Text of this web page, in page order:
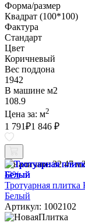
Форма/размер
Квадрат (100*100)
Фактура
Стандарт
Цвет
Коричневый
Вес поддона
1942
В машине м2
108.9
Цена за: м2
1 791₽1 846 ₽
В наличии: 32.47
-3%
Тротуарная
Белый
Артикул: 1002102